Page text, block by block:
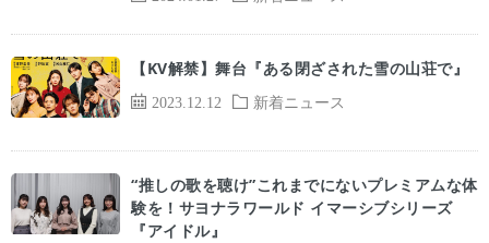
2023.12.12 新着ニュース
【KV解禁】舞台『ある閉ざされた雪の山荘で』
“推しの歌を聴け”これまでにないプレミアムな体
験を！サヨナラワールド イマーシブシリーズ
『アイドル』